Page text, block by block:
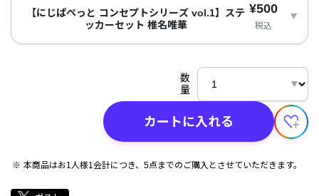
【にじぱぺっと コンセプトシリーズ vol.1】ステ
ッカーセット 椎名唯華
¥500
税込
数
量
カートに入れる
本商品はお1人様1会計につき、5点までのご購入とさせていただきます。